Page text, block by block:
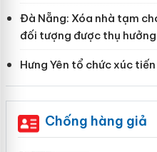
Đà Nẵng: Xóa nhà tạm
đối tượng được thụ
Hưng Yên tổ chức xúc
Chống hàng giả